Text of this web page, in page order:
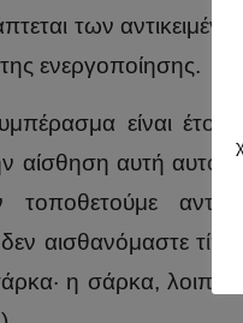
των
ενεργοποίησης.
είναι
αίσθηση αυτή αυτό
τοποθετούμε
αισθανόμαστε
η σάρκα, λοιπόν,